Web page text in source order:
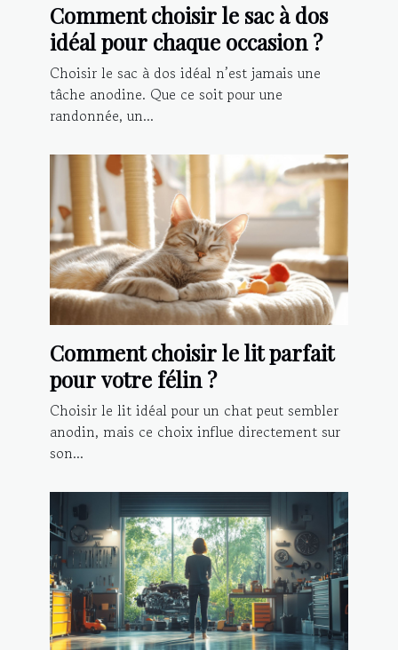
Comment choisir le sac à dos
idéal pour chaque occasion ?
Choisir le sac à dos idéal n’est jamais une
tâche anodine. Que ce soit pour une
randonnée, un...
Comment choisir le lit parfait
pour votre félin ?
Choisir le lit idéal pour un chat peut sembler
anodin, mais ce choix influe directement sur
son...